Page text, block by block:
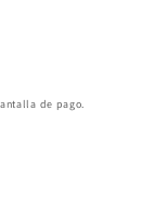
de pago.